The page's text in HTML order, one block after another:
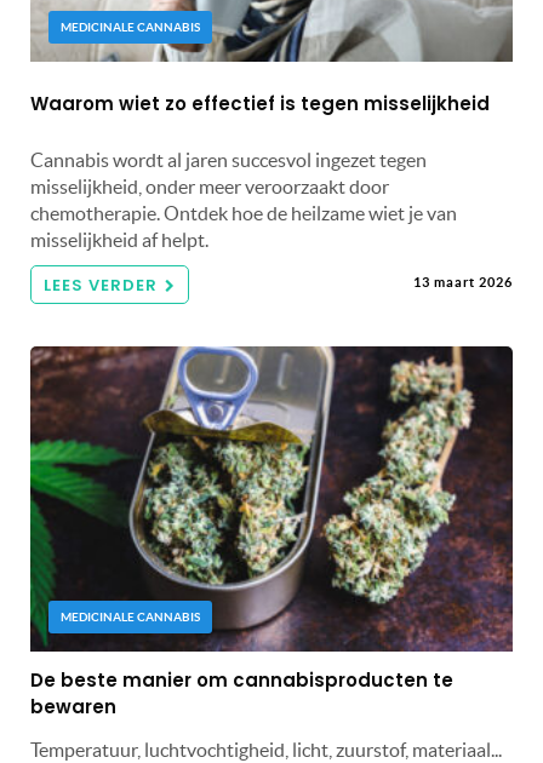
MEDICINALE CANNABIS
Waarom wiet zo effectief is tegen misselijkheid
Cannabis wordt al jaren succesvol ingezet tegen
misselijkheid, onder meer veroorzaakt door
chemotherapie. Ontdek hoe de heilzame wiet je van
misselijkheid af helpt.
LEES VERDER 13 maart 2026
MEDICINALE CANNABIS
De beste manier om cannabisproducten te
bewaren
Temperatuur, luchtvochtigheid, licht, zuurstof, materiaal...